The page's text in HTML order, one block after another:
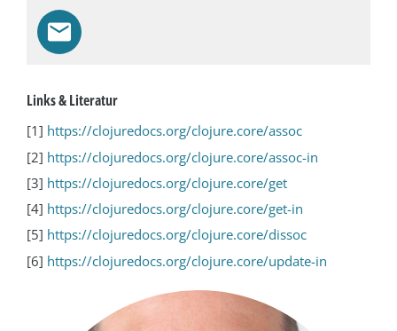
Links & Literatur
[1] https://clojuredocs.org/clojure.core/assoc
[2] https://clojuredocs.org/clojure.core/assoc-in
[3] https://clojuredocs.org/clojure.core/get
[4] https://clojuredocs.org/clojure.core/get-in
[5] https://clojuredocs.org/clojure.core/dissoc
[6] https://clojuredocs.org/clojure.core/update-in